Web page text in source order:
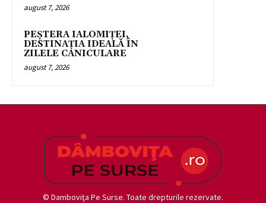
august 7, 2026
PEȘTERA IALOMIȚEI,
DESTINAȚIA IDEALĂ ÎN
ZILELE CANICULARE
august 7, 2026
© Damboviţa Pe Surse. Toate drepturile rezervate.